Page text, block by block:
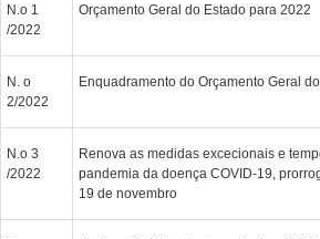
N.o 1
/2022
Orçamento Geral do Estado para 2022
N. o
2/2022
Enquadramento do Orçamento Geral
N.o 3
/2022
Renova as medidas excecionais e
pandemia da doença COVID-19,
19 de novembro